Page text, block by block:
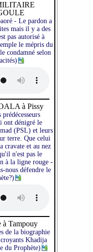
- Le pardon a
mais il y a des
pas autorisé à
le mépris du
condamné selon
à Pissy
ont dénigré le
(PSL) et leurs
terre. Que celui
cravate et au nez
n'est pas le
à la ligne rouge -
nous défendre le
à Tampouy
de la biographie
Khadija
du Prophète)